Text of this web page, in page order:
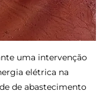
uma intervenção
elétrica na
de abastecimento